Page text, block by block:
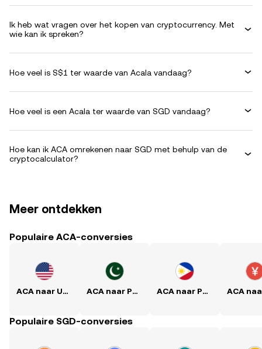
Ik heb wat vragen over het kopen van cryptocurrency. Met
wie kan ik spreken?
Hoe veel is S$1 ter waarde van Acala vandaag?
Hoe veel is een Acala ter waarde van SGD vandaag?
Hoe kan ik ACA omrekenen naar SGD met behulp van de
cryptocalculator?
Meer ontdekken
Populaire ACA-conversies
ACA naar USD ACA naar PKR ACA naar PHP
Populaire SGD-conversies